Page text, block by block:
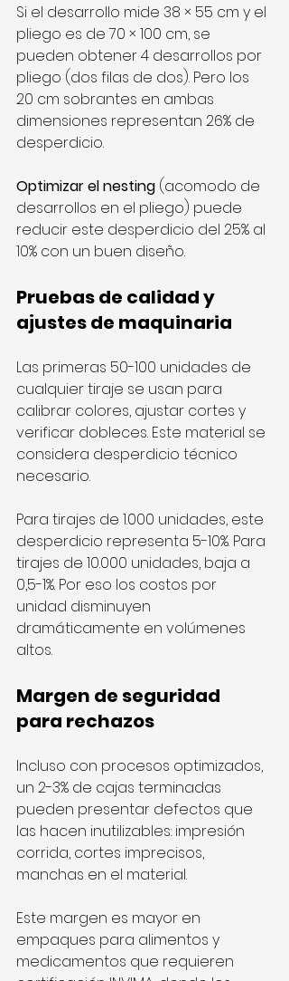
Si el desarrollo mide 38 × 55 cm y el
pliego es de 70 × 100 cm, se
pueden obtener 4 desarrollos por
pliego (dos filas de dos). Pero los
20 cm sobrantes en ambas
dimensiones representan 26% de
desperdicio.
Optimizar el nesting (acomodo de
desarrollos en el pliego) puede
reducir este desperdicio del 25% al
10% con un buen diseño.
Pruebas de calidad y
ajustes de maquinaria
Las primeras 50-100 unidades de
cualquier tiraje se usan para
calibrar colores, ajustar cortes y
verificar dobleces. Este material se
considera desperdicio técnico
necesario.
Para tirajes de 1.000 unidades, este
desperdicio representa 5-10%. Para
tirajes de 10.000 unidades, baja a
0,5-1%. Por eso los costos por
unidad disminuyen
dramáticamente en volúmenes
altos.
Margen de seguridad
para rechazos
Incluso con procesos optimizados,
un 2-3% de cajas terminadas
pueden presentar defectos que
las hacen inutilizables: impresión
corrida, cortes imprecisos,
manchas en el material.
Este margen es mayor en
empaques para alimentos y
medicamentos que requieren